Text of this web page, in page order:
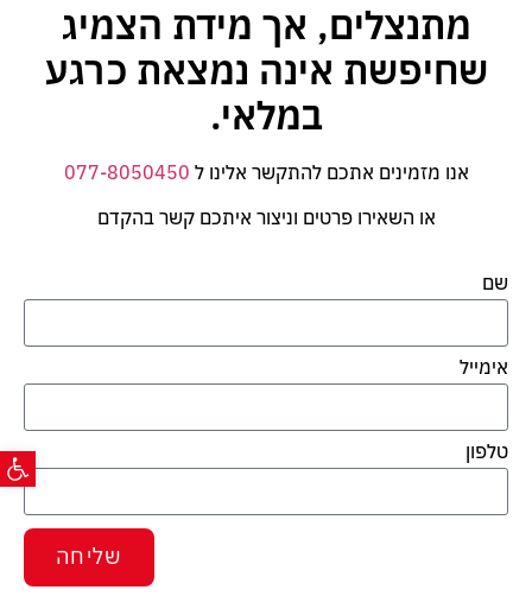
פתח
קוד משקל
קוד מהירות
נקה בחר
מתנצלים, אך מידת הצמיג
שחיפשת אינה נמצאת כרגע
במלאי.
אנו מזמינים אתכם להתקשר אלינו ל 077-8050450
או השאירו פרטים וניצור איתכם קשר בהקדם
שם
אימייל
טלפון
שליחה